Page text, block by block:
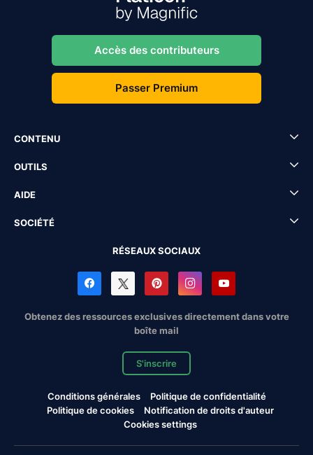
Accès des contributeurs
Passer Premium
CONTENU
OUTILS
AIDE
SOCIÉTÉ
RÉSEAUX SOCIAUX
Obtenez des ressources exclusives directement dans votre
boîte mail
S'inscrire
Conditions générales
Politique de confidentialité
Politique de cookies
Notification de droits d'auteur
Cookies settings